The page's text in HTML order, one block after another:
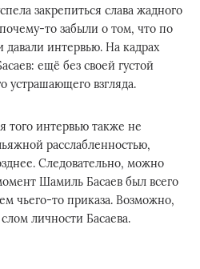
закрепиться слава жадного
то забыли о том, что по
интервью. На кадрах
ещё без своей густой
устрашающего взгляда.
того интервью также не
расслабленностью,
Следовательно, можно
Шамиль Басаев был всего
чьего-то приказа. Возможно,
личности Басаева.